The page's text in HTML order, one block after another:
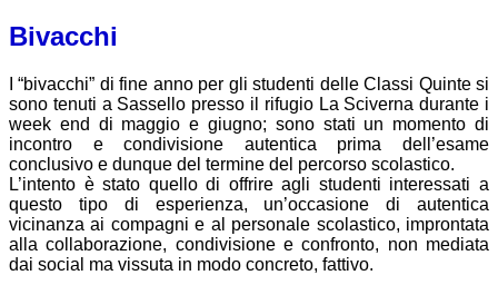
Bivacchi
I “bivacchi” di fine anno per gli studenti delle Classi Quinte si
sono tenuti a Sassello presso il rifugio La Sciverna durante i
week end di maggio e giugno; sono stati un momento di
incontro e condivisione autentica prima dell’esame
conclusivo e dunque del termine del percorso scolastico.
L’intento è stato quello di offrire agli studenti interessati a
questo tipo di esperienza, un’occasione di autentica
vicinanza ai compagni e al personale scolastico, improntata
alla collaborazione, condivisione e confronto, non mediata
dai social ma vissuta in modo concreto, fattivo.